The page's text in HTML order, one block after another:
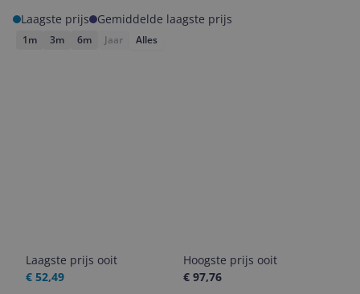
Laagste prijs
Gemiddelde laagste prijs
1m 3m 6m Jaar Alles
Laagste prijs ooit
€ 52,49
Hoogste prijs ooit
€ 97,76